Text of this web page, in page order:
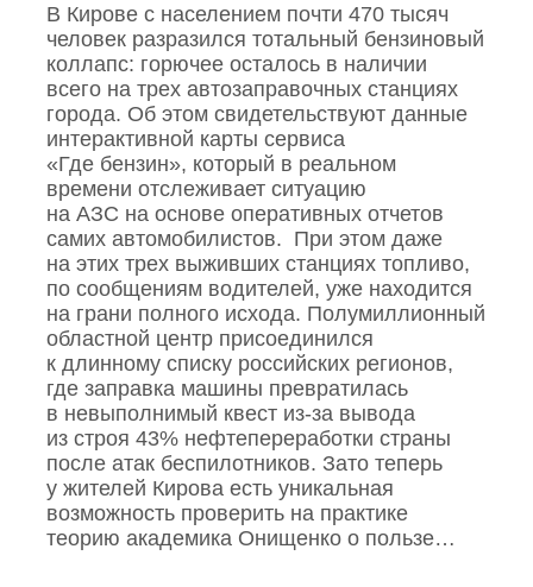
В Кирове с населением почти 470 тысяч
человек разразился тотальный бензиновый
коллапс: горючее осталось в наличии
всего на трех автозаправочных станциях
города. Об этом свидетельствуют данные
интерактивной карты сервиса
«Где бензин», который в реальном
времени отслеживает ситуацию
на АЗС на основе оперативных отчетов
самих автомобилистов. При этом даже
на этих трех выживших станциях топливо,
по сообщениям водителей, уже находится
на грани полного исхода. Полумиллионный
областной центр присоединился
к длинному списку российских регионов,
где заправка машины превратилась
в невыполнимый квест из‑за вывода
из строя 43% нефтепереработки страны
после атак беспилотников. Зато теперь
у жителей Кирова есть уникальная
возможность проверить на практике
теорию академика Онищенко о пользе…